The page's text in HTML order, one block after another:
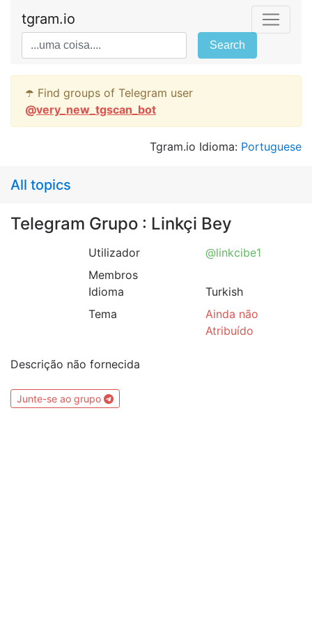
tgram.io
Search
☂️ Find groups of Telegram user
@very_new_tgscan_bot
Tgram.io Idioma: Portuguese
All topics
Telegram Grupo : Linkçi Bey
Utilizador
@linkcibe1
Membros
Idioma
Turkish
Tema
Ainda não
Atribuído
Descrição não fornecida
Junte-se ao grupo